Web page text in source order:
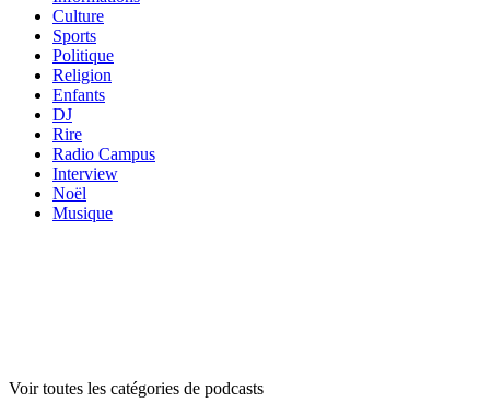
Culture
Sports
Politique
Religion
Enfants
DJ
Rire
Radio Campus
Interview
Noël
Musique
Voir toutes les catégories de podcasts